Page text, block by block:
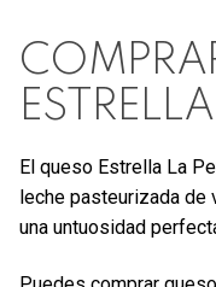
Ternera
Cerdo
Quesos
Blog
El queso Estrella La
leche pasteurizada de
una untuosidad